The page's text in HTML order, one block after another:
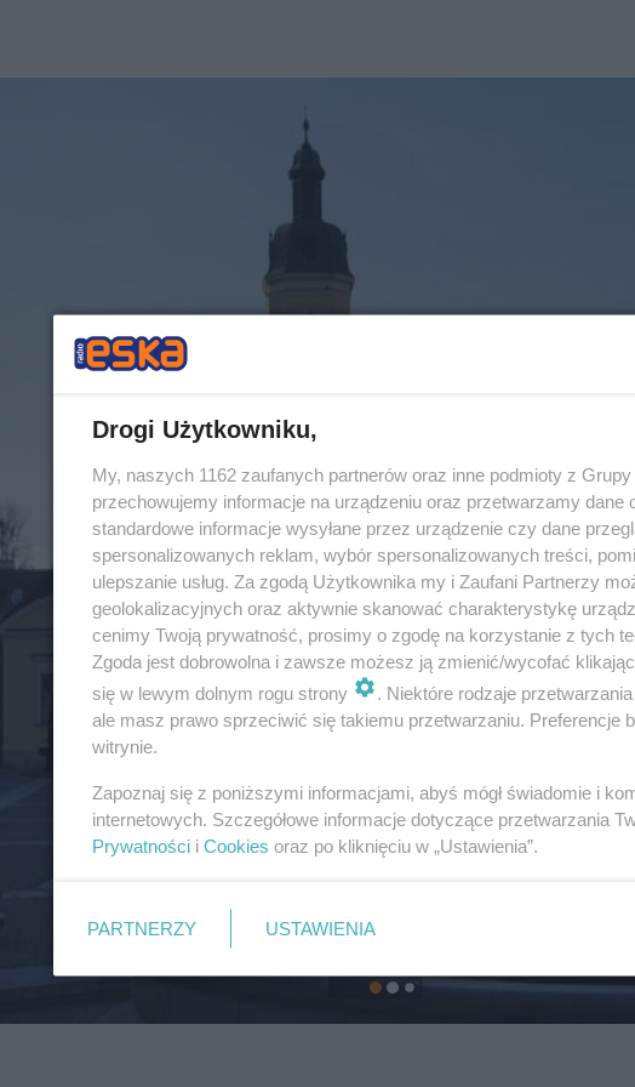
Drogi Użytkowniku,
My, naszych 1162 zaufanych partnerów oraz inne podmioty z
przechowujemy informacje na urządzeniu oraz przetwarzamy dane
standardowe informacje wysyłane przez urządzenie czy dane
spersonalizowanych reklam, wybór spersonalizowanych treści,
ulepszanie usług. Za zgodą Użytkownika my i Zaufani Partnerzy
geolokalizacyjnych oraz aktywnie skanować charakterystykę
cenimy Twoją prywatność, prosimy o zgodę na korzystanie z tych
Zgoda jest dobrowolna i zawsze możesz ją zmienić/wycofać
się w lewym dolnym rogu strony
. Niektóre rodzaje
ale masz prawo sprzeciwić się takiemu przetwarzaniu. Preferencje
witrynie.
Zapoznaj się z poniższymi informacjami, abyś mógł świadomie i
internetowych. Szczegółowe informacje dotyczące przetwarzania
Prywatności i Cookies oraz po kliknięciu w „Ustawienia”.
PARTNERZY USTAWIENIA